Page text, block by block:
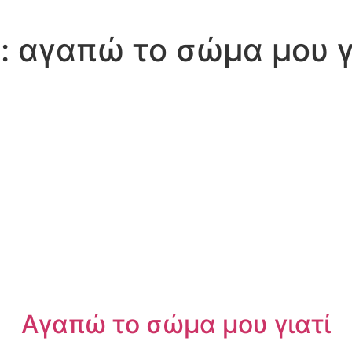
αγαπώ το σώμα μου
Αγαπώ το σώμα μου γιατί